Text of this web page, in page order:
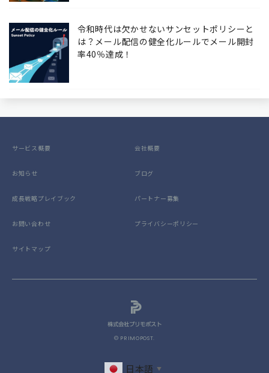
令和時代は欠かせないサンセットポリシーと
は？メール配信の健全化ルールでメール開封
率40％達成！
サービス概要 会社概要
お知らせ ブログ
成長戦略プレイブック パートナー募集
お問い合わせ プライバシーポリシー
サイトマップ
© PRIMOPOST.
日本語 ▼